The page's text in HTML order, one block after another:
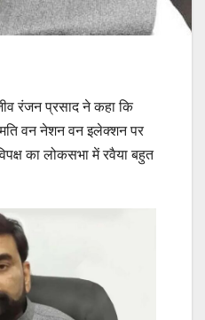
रंजन प्रसाद ने कहा कि
वन नेशन वन इलेक्शन पर
का लोकसभा में रवैया बहुत